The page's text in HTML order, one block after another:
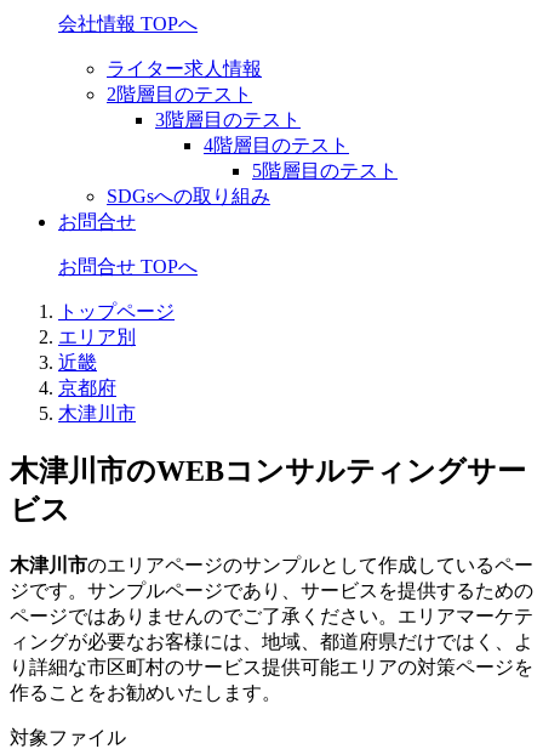
会社情報 TOPへ
ライター求人情報
2階層目のテスト
3階層目のテスト
4階層目のテスト
5階層目のテスト
SDGsへの取り組み
お問合せ
お問合せ TOPへ
トップページ
エリア別
近畿
京都府
木津川市
木津川市のWEBコンサルティングサー
ビス
木津川市のエリアページのサンプルとして作成しているペー
ジです。サンプルページであり、サービスを提供するための
ページではありませんのでご了承ください。エリアマーケテ
ィングが必要なお客様には、地域、都道府県だけではく、よ
り詳細な市区町村のサービス提供可能エリアの対策ページを
作ることをお勧めいたします。
対象ファイル